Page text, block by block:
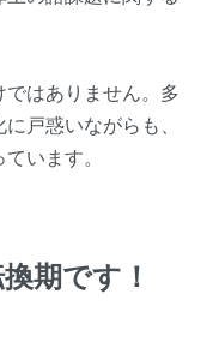
はありません。多
戸惑いながらも、
います。
期です！